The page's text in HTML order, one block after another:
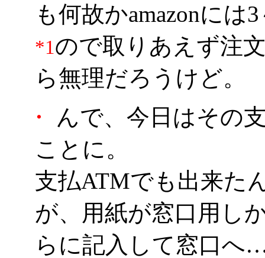
も何故かamazonには
*1ので取りあえず注
ら無理だろうけど。
・
んで、今日はその
ことに。
支払ATMでも出来
が、用紙が窓口用し
らに記入して窓口